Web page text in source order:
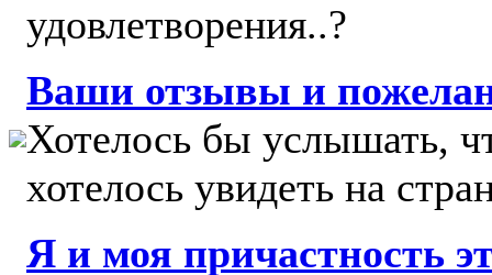
удовлетворения..?
Ваши отзывы и
Хотелось бы услышать,
хотелось увидеть на
Я и моя причастность